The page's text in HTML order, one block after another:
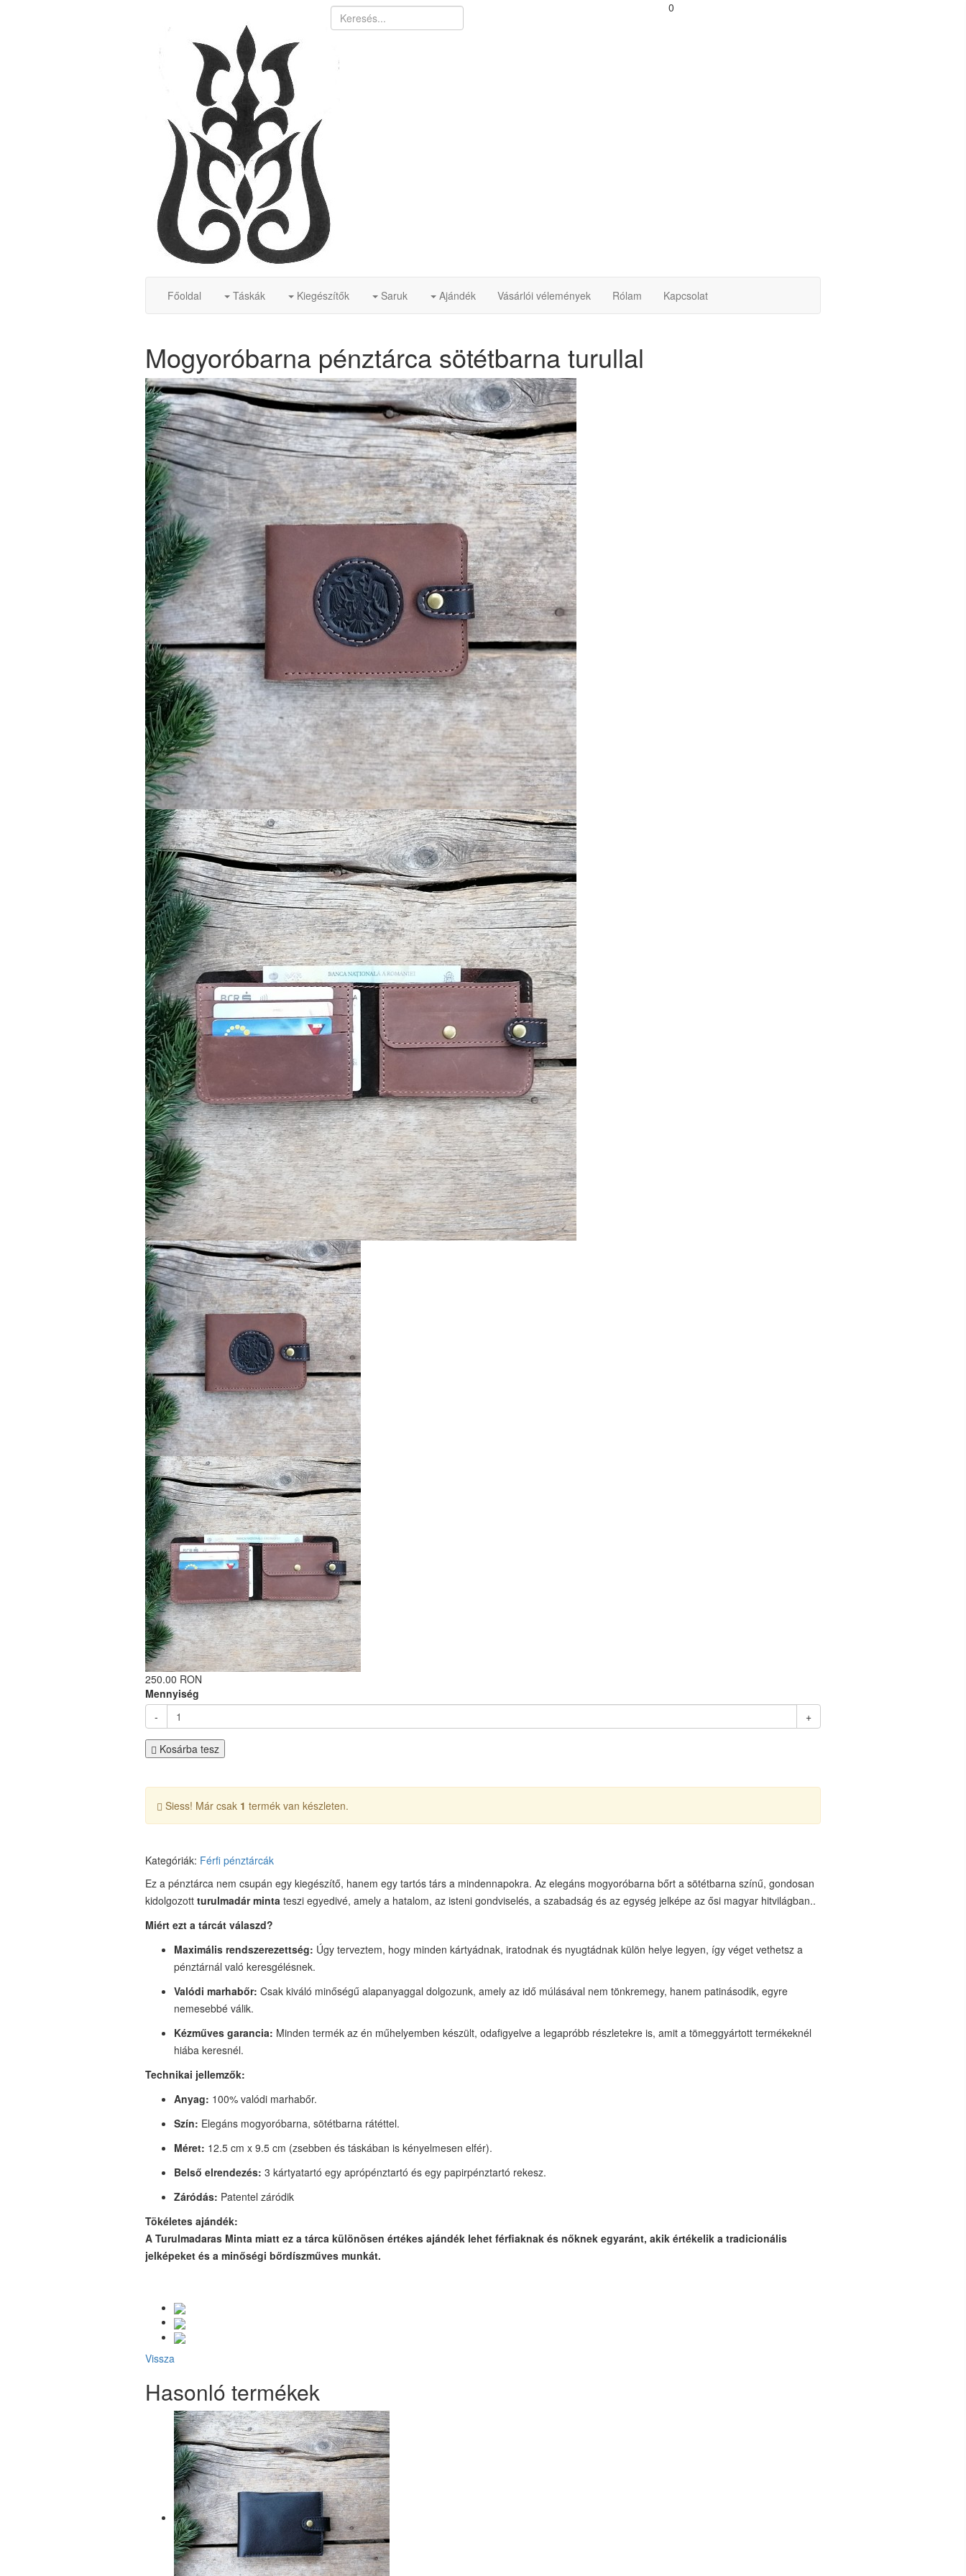
0
Főoldal Táskák Kiegészítők Saruk Ajándék Vásárlói vélemények Rólam Kapcsolat
Mogyoróbarna pénztárca sötétbarna turullal
250.00 RON
Mennyiség
-
+
Kosárba tesz
Siess! Már csak 1 termék van készleten.
Kategóriák: Férfi pénztárcák
Ez a pénztárca nem csupán egy kiegészítő, hanem egy tartós társ a mindennapokra. Az elegáns mogyoróbarna bőrt a sötétbarna színű, gondosan
kidolgozott turulmadár minta teszi egyedivé, amely a hatalom, az isteni gondviselés, a szabadság és az egység jelképe az ősi magyar hitvilágban..
Miért ezt a tárcát válaszd?
Maximális rendszerezettség: Úgy terveztem, hogy minden kártyádnak, iratodnak és nyugtádnak külön helye legyen, így véget vethetsz a
pénztárnál való keresgélésnek.
Valódi marhabőr: Csak kiváló minőségű alapanyaggal dolgozunk, amely az idő múlásával nem tönkremegy, hanem patinásodik, egyre
nemesebbé válik.
Kézműves garancia: Minden termék az én műhelyemben készült, odafigyelve a legapróbb részletekre is, amit a tömeggyártott termékeknél
hiába keresnél.
Technikai jellemzők:
Anyag: 100% valódi marhabőr.
Szín: Elegáns mogyoróbarna, sötétbarna rátéttel.
Méret: 12.5 cm x 9.5 cm (zsebben és táskában is kényelmesen elfér).
Belső elrendezés: 3 kártyatartó egy aprópénztartó és egy papirpénztartó rekesz.
Záródás: Patentel záródik
Tökéletes ajándék:
A Turulmadaras Minta miatt ez a tárca különösen értékes ajándék lehet férfiaknak és nőknek egyaránt, akik értékelik a tradicionális
jelképeket és a minőségi bőrdíszműves munkát.
Vissza
Hasonló termékek